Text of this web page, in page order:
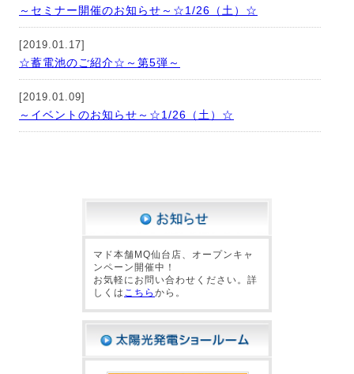
～セミナー開催のお知らせ～☆1/26（土）☆
[2019.01.17]
☆蓄電池のご紹介☆～第5弾～
[2019.01.09]
～イベントのお知らせ～☆1/26（土）☆
マド本舗MQ仙台店、オープンキャ
ンペーン開催中！
お気軽にお問い合わせください。詳
しくは こちら から。